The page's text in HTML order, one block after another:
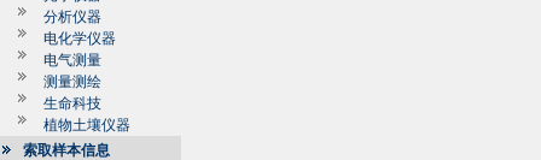
分析仪器
电化学仪器
电气测量
测量测绘
生命科技
植物土壤仪器
索取样本信息